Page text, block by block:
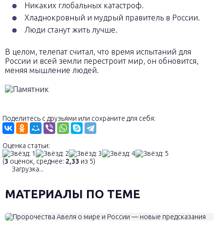
Никаких глобальных катастроф.
Хладнокровный и мудрый правитель в России.
Люди станут жить лучше.
В целом, телепат считал, что время испытаний для
России и всей земли перестроит мир, он обновится,
меняя мышление людей.
Поделитесь с друзьями или сохраните для себя:
Оценка статьи:
(3 оценок, среднее: 2,33 из 5)
Загрузка...
МАТЕРИАЛЫ ПО ТЕМЕ